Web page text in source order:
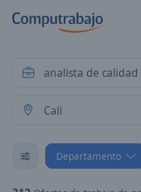
Departamento